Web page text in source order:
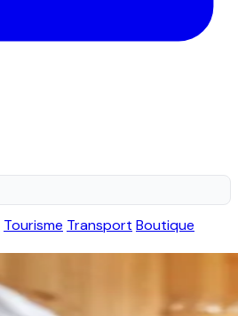
Tourisme Transport Boutique